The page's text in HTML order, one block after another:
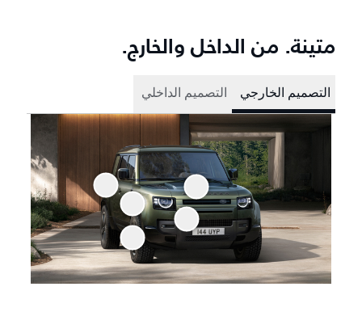
متينة. من الداخل والخارج.
التصميم الخارجي التصميم الداخلي